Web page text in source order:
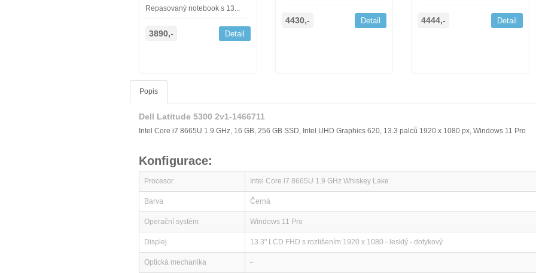
Repasovaný notebook s 13...
3890,- Detail
4430,- Detail 4444,- Detail
Popis
Dell Latitude 5300 2v1-1466711
Intel Core i7 8665U 1.9 GHz, 16 GB, 256 GB SSD, Intel UHD Graphics 620, 13.3 palců 1920 x 1080 px, Windows 11 Pro
Konfigurace:
Procesor Intel Core i7 8665U 1.9 GHz Whiskey Lake
Barva Černá
Operační systém Windows 11 Pro
Displej 13.3" LCD FHD s rozlišením 1920 x 1080 - lesklý - dotykový
Optická mechanika -